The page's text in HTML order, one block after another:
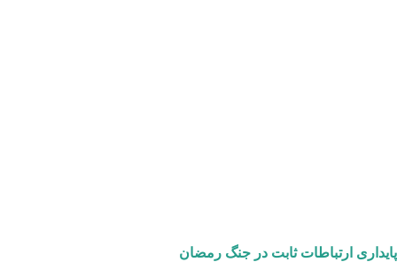
پایداری ارتباطات ثابت در جنگ رمضان